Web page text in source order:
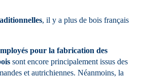
, il y a plus de bois français
pour la fabrication des
sont encore principalement issus des
et autrichiennes. Néanmoins, la